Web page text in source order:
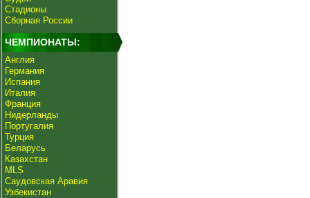
Стадионы
Сборная России
ЧЕМПИОНАТЫ:
Англия
Германия
Испания
Италия
Франция
Нидерланды
Португалия
Турция
Беларусь
Казахстан
MLS
Саудовская Аравия
Узбекистан